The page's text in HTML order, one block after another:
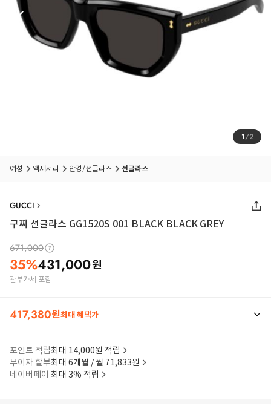
1/2
여성 액세서리 안경/선글라스 선글라스
GUCCI
구찌 선글라스 GG1520S 001 BLACK BLACK GREY
671,000
35%431,000원
관부가세 포함
417,380원최대 혜택가
포인트 적립최대 14,000원 적립
무이자 할부최대 6개월 / 월 71,833원
네이버페이 최대 3% 적립